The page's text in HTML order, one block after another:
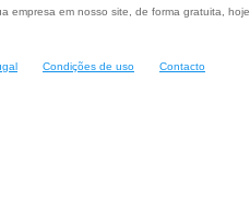
empresa em nosso site, de forma gratuita, hoje
Condições de uso Contacto